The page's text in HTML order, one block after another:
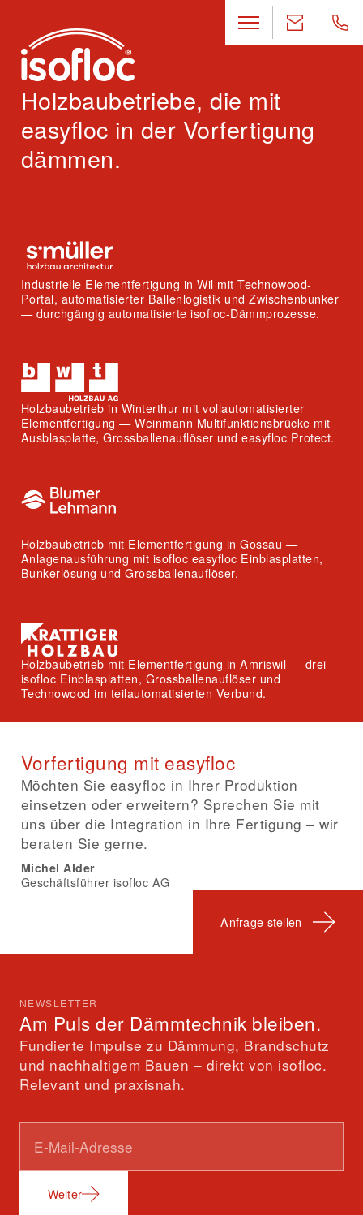
Holzbaubetriebe, die mit
easyfloc in der Vorfertigung
dämmen.
Industrielle Elementfertigung in Wil mit Technowood-
Portal, automatisierter Ballenlogistik und Zwischenbunker
— durchgängig automatisierte isofloc-Dämmprozesse.
Holzbaubetrieb in Winterthur mit vollautomatisierter
Elementfertigung — Weinmann Multifunktionsbrücke mit
Ausblasplatte, Grossballenauflöser und easyfloc Protect.
Holzbaubetrieb mit Elementfertigung in Gossau —
Anlagenausführung mit isofloc easyfloc Einblasplatten,
Bunkerlösung und Grossballenauflöser.
Holzbaubetrieb mit Elementfertigung in Amriswil — drei
isofloc Einblasplatten, Grossballenauflöser und
Technowood im teilautomatisierten Verbund.
Vorfertigung mit easyfloc
Möchten Sie easyfloc in Ihrer Produktion
einsetzen oder erweitern? Sprechen Sie mit
uns über die Integration in Ihre Fertigung – wir
beraten Sie gerne.
Michel Alder
Geschäftsführer isofloc AG
Anfrage stellen
NEWSLETTER
Am Puls der Dämmtechnik bleiben.
Fundierte Impulse zu Dämmung, Brandschutz
und nachhaltigem Bauen – direkt von isofloc.
Relevant und praxisnah.
Weiter